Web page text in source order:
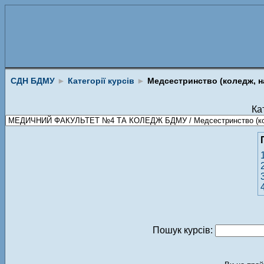
СДН БДМУ ► Категорії курсів ► Медсестринство (коледж,
Пошук курсів: